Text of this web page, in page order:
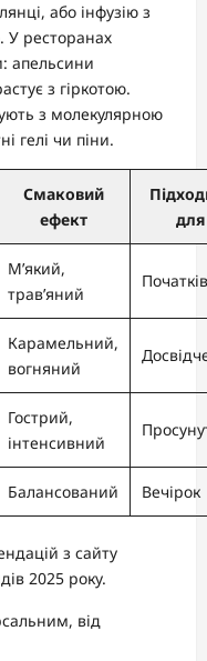
або інфузію з
У ресторанах
апельсини
з гіркотою.
з молекулярною
гелі чи піни.
Смаковий
ефект
для
М’який,
трав’яний
Карамельний,
вогняний
Гострий,
інтенсивний
Балансований Вечірок
з сайту
2025 року.
від